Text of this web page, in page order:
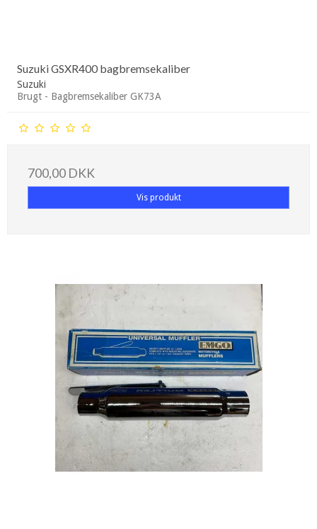
Suzuki GSXR400 bagbremsekaliber
Suzuki
Brugt - Bagbremsekaliber GK73A
700,00 DKK
Vis produkt